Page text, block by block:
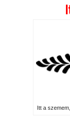
Itt a